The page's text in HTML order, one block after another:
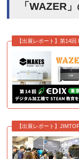
「WAZER
【出展レポート】第14回
【出展レポート】